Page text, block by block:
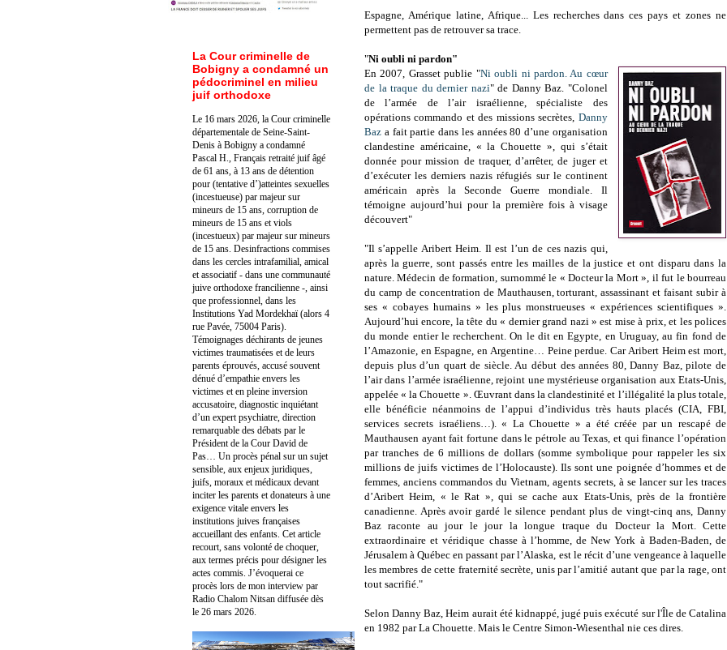
Espagne, Amérique latine, Afrique... Les recherches dans ces pays et zones ne
permettent pas de retrouver sa trace.
"Ni oubli ni pardon"
En 2007, Grasset publie "Ni oubli ni pardon. Au cœur
de la traque du dernier nazi" de Danny Baz. "Colonel
de l’armée de l’air israélienne, spécialiste des
opérations commando et des missions secrètes, Danny
Baz a fait partie dans les années 80 d’une organisation
clandestine américaine, « la Chouette », qui s’était
donnée pour mission de traquer, d’arrêter, de juger et
d’exécuter les derniers nazis réfugiés sur le continent
américain après la Seconde Guerre mondiale. Il
témoigne aujourd’hui pour la première fois à visage
découvert"
"Il s’appelle Aribert Heim. Il est l’un de ces nazis qui,
après la guerre, sont passés entre les mailles de la justice et ont disparu dans la
nature. Médecin de formation, surnommé le « Docteur la Mort », il fut le bourreau
du camp de concentration de Mauthausen, torturant, assassinant et faisant subir à
ses « cobayes humains » les plus monstrueuses « expériences scientifiques ».
Aujourd’hui encore, la tête du « dernier grand nazi » est mise à prix, et les polices
du monde entier le recherchent. On le dit en Egypte, en Uruguay, au fin fond de
l’Amazonie, en Espagne, en Argentine… Peine perdue. Car Aribert Heim est mort,
depuis plus d’un quart de siècle. Au début des années 80, Danny Baz, pilote de
l’air dans l’armée israélienne, rejoint une mystérieuse organisation aux Etats-Unis,
appelée « la Chouette ». Œuvrant dans la clandestinité et l’illégalité la plus totale,
elle bénéficie néanmoins de l’appui d’individus très hauts placés (CIA, FBI,
services secrets israéliens…). « La Chouette » a été créée par un rescapé de
Mauthausen ayant fait fortune dans le pétrole au Texas, et qui finance l’opération
par tranches de 6 millions de dollars (somme symbolique pour rappeler les six
millions de juifs victimes de l’Holocauste). Ils sont une poignée d’hommes et de
femmes, anciens commandos du Vietnam, agents secrets, à se lancer sur les traces
d’Aribert Heim, « le Rat », qui se cache aux Etats-Unis, près de la frontière
canadienne. Après avoir gardé le silence pendant plus de vingt-cinq ans, Danny
Baz raconte au jour le jour la longue traque du Docteur la Mort. Cette
extraordinaire et véridique chasse à l’homme, de New York à Baden-Baden, de
Jérusalem à Québec en passant par l’Alaska, est le récit d’une vengeance à laquelle
les membres de cette fraternité secrète, unis par l’amitié autant que par la rage, ont
tout sacrifié."
Selon Danny Baz, Heim aurait été kidnappé, jugé puis exécuté sur l'Île de Catalina
en 1982 par La Chouette. Mais le Centre Simon-Wiesenthal nie ces dires.
La Cour criminelle de
Bobigny a condamné un
pédocriminel en milieu
juif orthodoxe
Le 16 mars 2026, la Cour criminelle
départementale de Seine-Saint-
Denis à Bobigny a condamné
Pascal H., Français retraité juif âgé
de 61 ans, à 13 ans de détention
pour (tentative d’)atteintes sexuelles
(incestueuse) par majeur sur
mineurs de 15 ans, corruption de
mineurs de 15 ans et viols
(incestueux) par majeur sur mineurs
de 15 ans. Desinfractions commises
dans les cercles intrafamilial, amical
et associatif - dans une communauté
juive orthodoxe francilienne -, ainsi
que professionnel, dans les
Institutions Yad Mordekhaï (alors 4
rue Pavée, 75004 Paris).
Témoignages déchirants de jeunes
victimes traumatisées et de leurs
parents éprouvés, accusé souvent
dénué d’empathie envers les
victimes et en pleine inversion
accusatoire, diagnostic inquiétant
d’un expert psychiatre, direction
remarquable des débats par le
Président de la Cour David de
Pas… Un procès pénal sur un sujet
sensible, aux enjeux juridiques,
juifs, moraux et médicaux devant
inciter les parents et donateurs à une
exigence vitale envers les
institutions juives françaises
accueillant des enfants. Cet article
recourt, sans volonté de choquer,
aux termes précis pour désigner les
actes commis. J’évoquerai ce
procès lors de mon interview par
Radio Chalom Nitsan diffusée dès
le 26 mars 2026.